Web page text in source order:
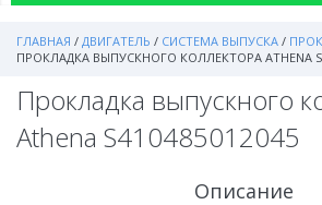
ГЛАВНАЯ / ДВИГАТЕЛЬ / СИСТЕМА ВЫПУСКА /
ПРОКЛАДКА ВЫПУСКНОГО КОЛЛЕКТОРА ATHENA
Прокладка выпускного
Athena S410485012045
Описание